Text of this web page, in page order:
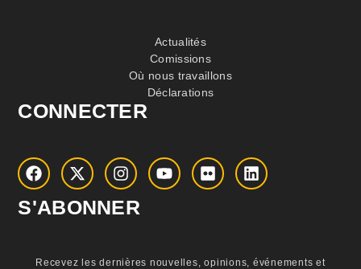
Actualités
Comissions
Où nous travaillons
Déclarations
CONNECTER
S'ABONNER
Recevez les dernières nouvelles, opinions, événements et